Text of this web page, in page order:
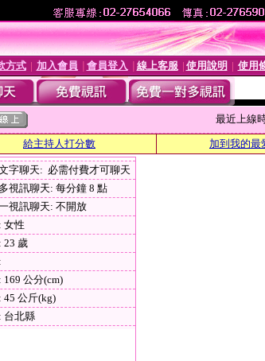
方式│ 加入會員 會員登入 線上客服 使用說明 使用
最近上線
給主持人打分數 加到我的最
字聊天: 必需付費才可聊天
視訊聊天: 每分鐘 8 點
視訊聊天: 不開放
女性
23 歲
169 公分(cm)
45 公斤(kg)
台北縣